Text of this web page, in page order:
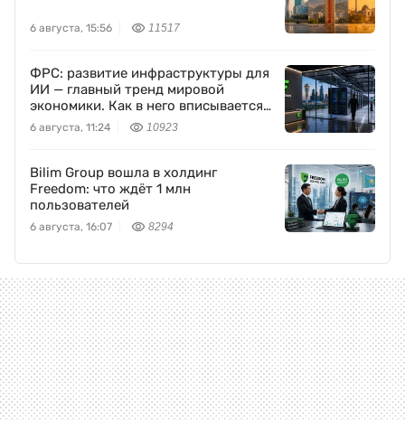
6 августа, 15:56 11517
ФРС: развитие инфраструктуры для
ИИ — главный тренд мировой
экономики. Как в него вписывается
Freedom Holding Corp.
6 августа, 11:24 10923
Bilim Group вошла в холдинг
Freedom: что ждёт 1 млн
пользователей
6 августа, 16:07 8294